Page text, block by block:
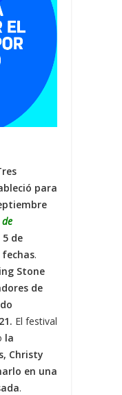
para
de
.
Stone
de
El festival
la
Christy
en una
.